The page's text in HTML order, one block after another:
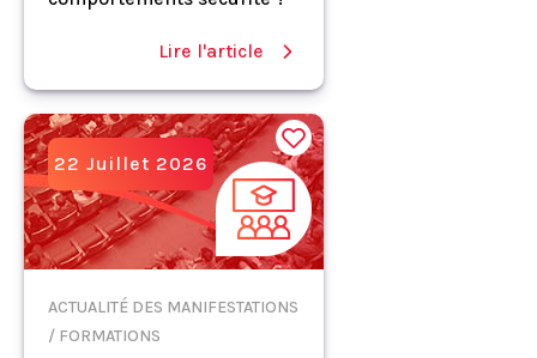
Lire l'article
22 Juillet 2026
ACTUALITÉ DES MANIFESTATIONS
/ FORMATIONS